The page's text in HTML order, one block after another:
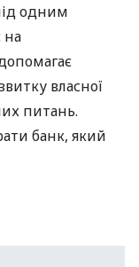
одним
на
власної
питань.
банк, який